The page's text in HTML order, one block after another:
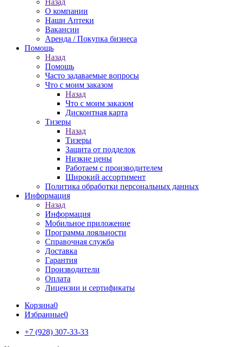
Назад
О компании
Наши Аптеки
Вакансии
Аренда / Покупка бизнеса
Помощь
Назад
Помощь
Часто задаваемые вопросы
Что с моим заказом
Назад
Что с моим заказом
Дисконтная карта
Тизеры
Назад
Тизеры
Защита от подделок
Низкие цены
Работаем с производителем
Широкий ассортимент
Политика обработки персональных данных
Информация
Назад
Информация
Мобильное приложение
Программа лояльности
Справочная служба
Доставка
Гарантия
Производители
Оплата
Лицензии и сертификаты
Корзина0
Избранные0
+7 (928) 307-33-33